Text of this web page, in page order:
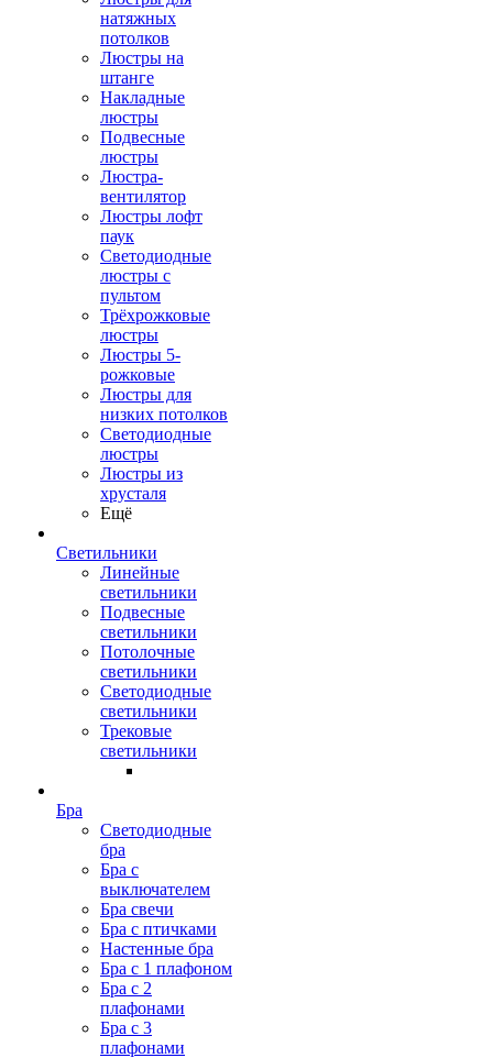
натяжных
потолков
Люстры на
штанге
Накладные
люстры
Подвесные
люстры
Люстра-
вентилятор
Люстры лофт
паук
Светодиодные
люстры с
пультом
Трёхрожковые
люстры
Люстры 5-
рожковые
Люстры для
низких потолков
Cветодиодные
люстры
Люстры из
хрусталя
Ещё
Светильники
Линейные
светильники
Подвесные
светильники
Потолочные
светильники
Светодиодные
светильники
Трековые
светильники
Бра
Светодиодные
бра
Бра с
выключателем
Бра свечи
Бра с птичками
Настенные бра
Бра с 1 плафоном
Бра с 2
плафонами
Бра с 3
плафонами